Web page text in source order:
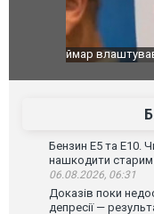
Мудрик провів
Бензин Е5 та Е10.
нашкодити старим
06.08.2026, 06:31
Доказів поки
депресії —